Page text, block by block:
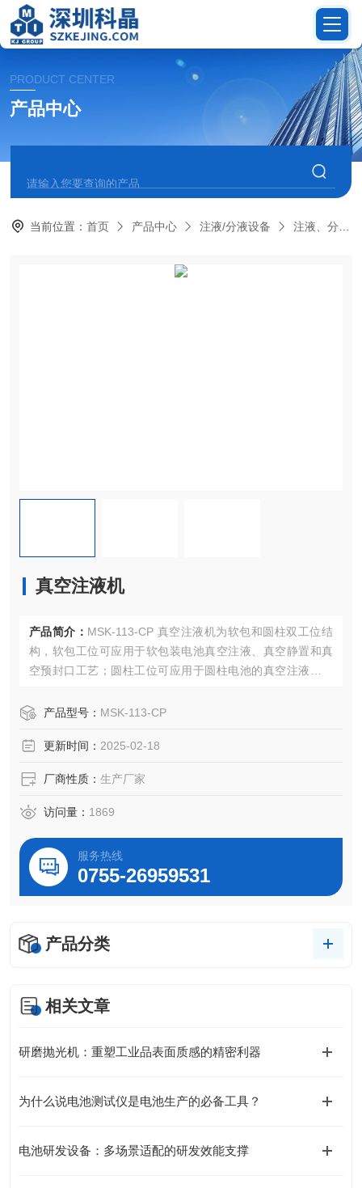
PRODUCT CENTER
产品中心
当前位置：首页 产品中心 注液/分液设备 注液、分液
真空注液机
产品简介： MSK-113-CP 真空注液机为软包和圆柱双工位结
构，软包工位可应用于软包装电池真空注液、真空静置和真
空预封口工艺；圆柱工位可应用于圆柱电池的真空注液、真
使用，是实验室和研究院所软包电池和圆柱电池样品制作的
产品型号： MSK-113-CP
更新时间： 2025-02-18
厂商性质： 生产厂家
访问量： 1869
服务热线
0755-26959531
产品分类
相关文章
研磨抛光机：重塑工业品表面质感的精密利器
为什么说电池测试仪是电池生产的必备工具？
电池研发设备：多场景适配的研发效能支撑